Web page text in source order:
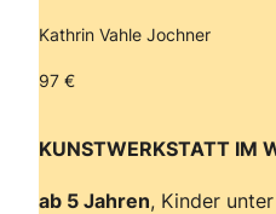
Kathrin Vahle Jochner
97 €
KUNSTWERKSTATT IM
ab 5 Jahren, Kinder